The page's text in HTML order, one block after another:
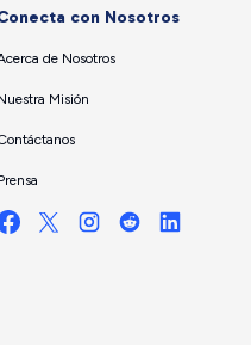
con Nosotros
de Nosotros
Misión